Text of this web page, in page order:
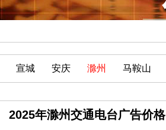
宣城 安庆 滁州 马鞍山
2025年滁州交通电台广告价格